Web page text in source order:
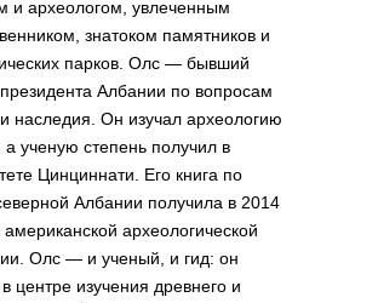
и археологом, увлеченным
знатоком памятников и
парков. Олс — бывший
Албании по вопросам
и наследия. Он изучал археологию
а ученую степень получил в
Цинциннати. Его книга по
Албании получила в 2014
американской археологической
Олс — и ученый, и гид: он
центре изучения древнего и